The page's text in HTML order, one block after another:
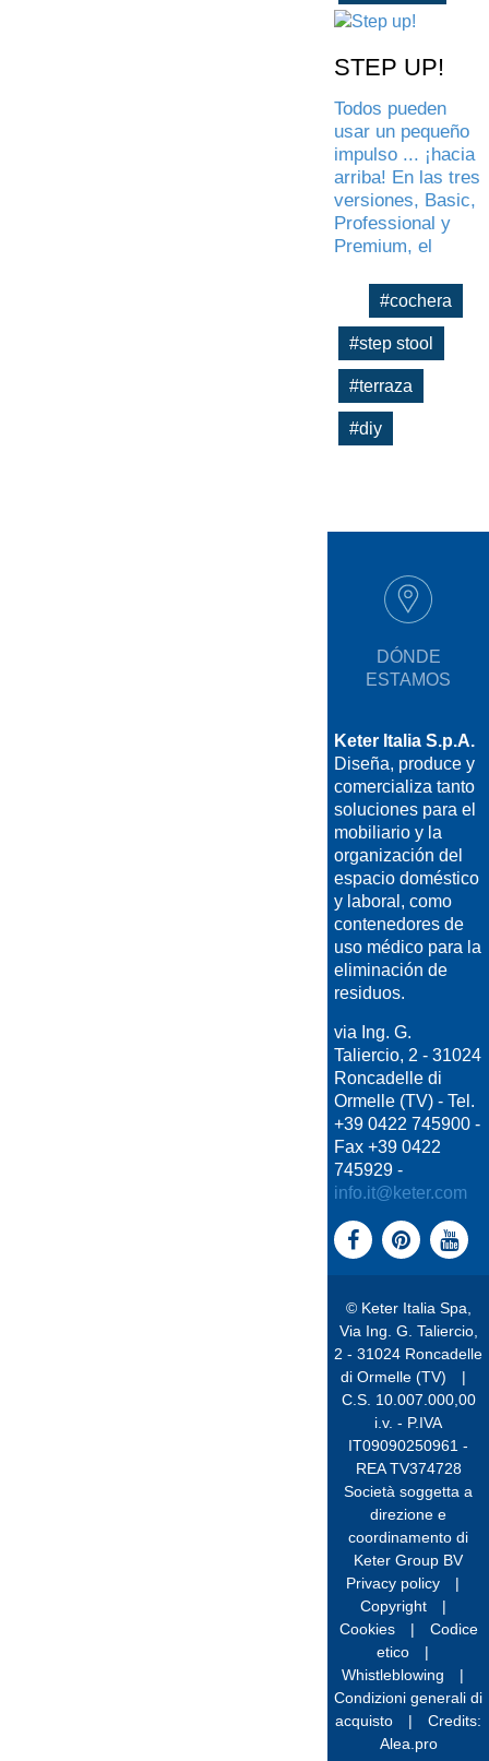
STEP UP!
Todos pueden
usar un pequeño
impulso ... ¡hacia
arriba! En las tres
versiones, Basic,
Professional y
Premium, el
#cochera
#step stool
#terraza
#diy
DÓNDE
ESTAMOS
Keter Italia S.p.A.
Diseña, produce y
comercializa tanto
soluciones para el
mobiliario y la
organización del
espacio doméstico
y laboral, como
contenedores de
uso médico para la
eliminación de
residuos.
via Ing. G.
Taliercio, 2 - 31024
Roncadelle di
Ormelle (TV) - Tel.
+39 0422 745900 -
Fax +39 0422
745929 -
info.it@keter.com
© Keter Italia Spa,
Via Ing. G. Taliercio,
2 - 31024 Roncadelle
di Ormelle (TV)
|
C.S. 10.007.000,00
i.v. - P.IVA
IT09090250961 -
REA TV374728
Società soggetta a
direzione e
coordinamento di
Keter Group BV
Privacy policy
|
Copyright
|
Cookies
|
Codice
etico
|
Whistleblowing
|
Condizioni generali di
acquisto
|
Credits:
Alea.pro